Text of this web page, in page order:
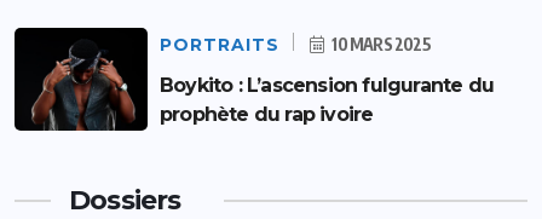
PORTRAITS 10 MARS 2025
Boykito : L’ascension fulgurante du
prophète du rap ivoire
Dossiers